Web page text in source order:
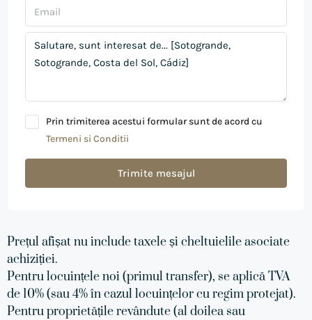
Prin trimiterea acestui formular sunt de acord cu
Termeni si Conditii
Trimite mesajul
Prețul afișat nu include taxele și cheltuielile asociate
achiziției.
Pentru locuințele noi (primul transfer), se aplică TVA
de 10% (sau 4% în cazul locuințelor cu regim protejat).
Pentru proprietățile revândute (al doilea sau